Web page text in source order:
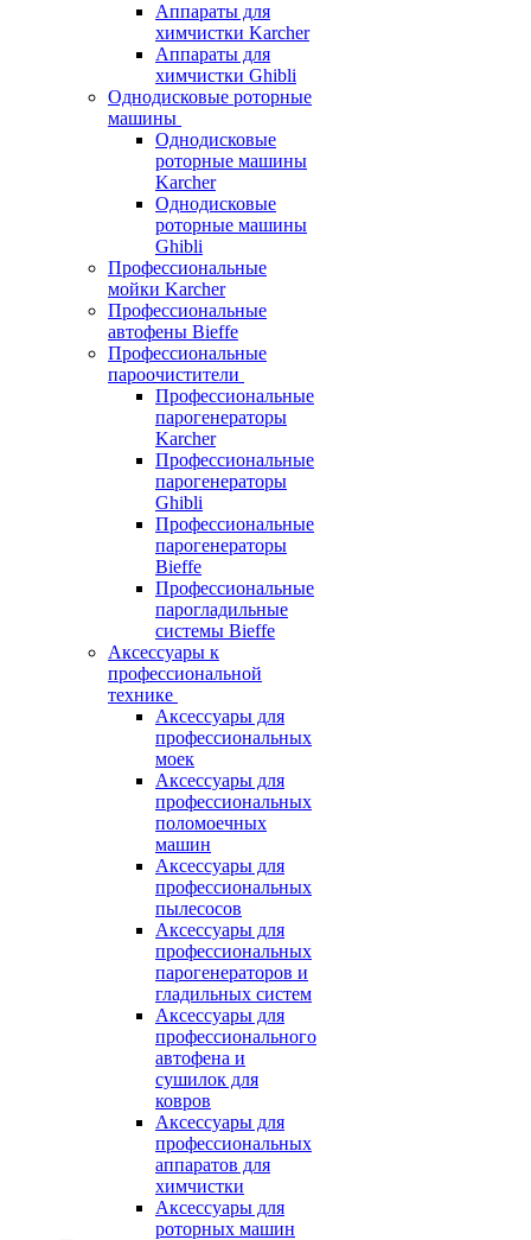
Аппараты для
химчистки Karcher
Аппараты для
химчистки Ghibli
Однодисковые роторные
машины
Однодисковые
роторные машины
Karcher
Однодисковые
роторные машины
Ghibli
Профессиональные
мойки Karcher
Профессиональные
автофены Bieffe
Профессиональные
пароочистители
Профессиональные
парогенераторы
Karcher
Профессиональные
парогенераторы
Ghibli
Профессиональные
парогенераторы
Bieffe
Профессиональные
парогладильные
системы Bieffe
Аксессуары к
профессиональной
технике
Аксессуары для
профессиональных
моек
Аксессуары для
профессиональных
поломоечных
машин
Аксессуары для
профессиональных
пылесосов
Аксессуары для
профессиональных
парогенераторов и
гладильных систем
Аксессуары для
профессионального
автофена и
сушилок для
ковров
Аксессуары для
профессиональных
аппаратов для
химчистки
Аксессуары для
роторных машин